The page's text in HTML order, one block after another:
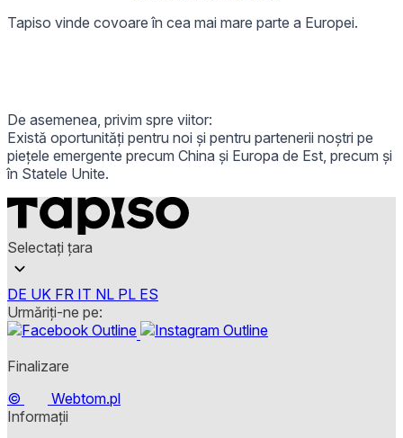
Tapiso vinde covoare în cea mai mare parte a Europei.
De asemenea, privim spre viitor:
Există oportunități pentru noi și pentru partenerii noștri pe
piețele emergente precum China și Europa de Est, precum și
în Statele Unite.
Selectați țara
DE UK FR IT NL PL ES
Urmăriți-ne pe:
Finalizare
©
Webtom.pl
Informații